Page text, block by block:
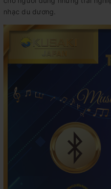
nhạc du dương.